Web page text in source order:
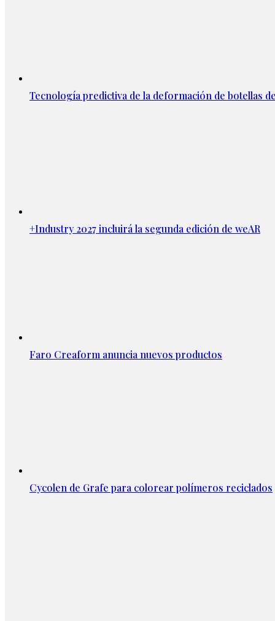
Tecnología predictiva de la deformación de botellas
+Industry 2027 incluirá la segunda edición de weAR
Faro Creaform anuncia nuevos productos
Cycolen de Grafe para colorear polímeros reciclados